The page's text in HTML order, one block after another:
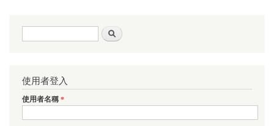
搜尋表單
使用者登入
使用者名稱*